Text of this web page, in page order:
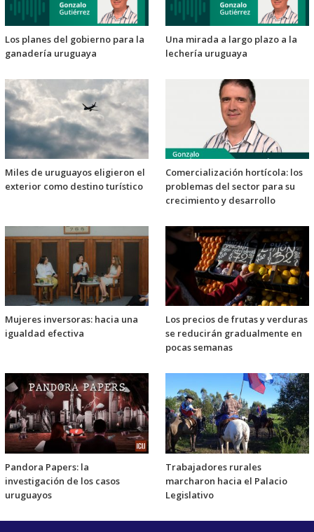
Los planes del gobierno para la
ganadería uruguaya
Una mirada a largo plazo a la
lechería uruguaya
Miles de uruguayos eligieron el
exterior como destino turístico
Comercialización hortícola: los
problemas del sector para su
crecimiento y desarrollo
Mujeres inversoras: hacia una
igualdad efectiva
Los precios de frutas y verduras
se reducirán gradualmente en
pocas semanas
Pandora Papers: la
investigación de los casos
uruguayos
Trabajadores rurales
marcharon hacia el Palacio
Legislativo